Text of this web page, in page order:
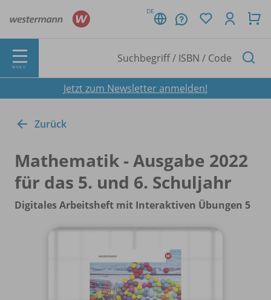
DE
MENÜ
Jetzt zum Newsletter anmelden!
Zurück
Mathematik - Ausgabe 2022
für das 5. und 6. Schuljahr
Digitales Arbeitsheft mit Interaktiven Übungen 5